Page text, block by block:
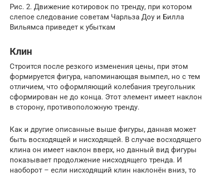
Рис. 2. Движение котировок по тренду, при котором
слепое следование советам Чарльза Доу и Билла
Вильямса приведет к убыткам
Клин
Строится после резкого изменения цены, при этом
формируется фигура, напоминающая вымпел, но с тем
отличием, что оформляющий колебания треугольник
сформирован не до конца. Этот элемент имеет наклон
в сторону, противоположную тренду.
Как и другие описанные выше фигуры, данная может
быть восходящей и нисходящей. В случае восходящего
клина он имеет наклон вверх, но данный вид фигуры
показывает продолжение нисходящего тренда. И
наоборот – если нисходящий клин наклонён вниз, то